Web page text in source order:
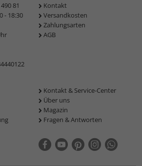
81
- 18:30
Kontakt
Versandkosten
Zahlungsarten
AGB
Kontakt & Service-Center
Über uns
Magazin
Fragen & Antworten